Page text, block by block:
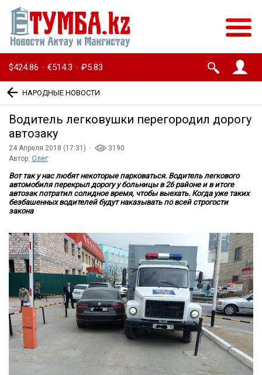
$424.86 · €514.3 · ₽5.83
НАРОДНЫЕ НОВОСТИ
Водитель легковушки перегородил дорогу
автозаку
24 Апреля 2018 (17:31) ·
3190
Автор: Олег
Вот так у нас любят некоторые парковаться. Водитель легкового
автомобиля перекрыл дорогу у больницы в 26 районе и в итоге
автозак потратил солидное время, чтобы выехать. Когда уже таких
безбашенных водителей будут наказывать по всей строгости
закона